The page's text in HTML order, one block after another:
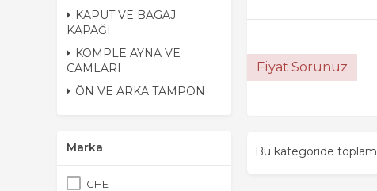
KAPUT VE BAGAJ
KAPAĞI
KOMPLE AYNA VE
CAMLARI
ÖN VE ARKA TAMPON
Marka
CHE
Fiyat Sorunuz
Bu kategoride toplam